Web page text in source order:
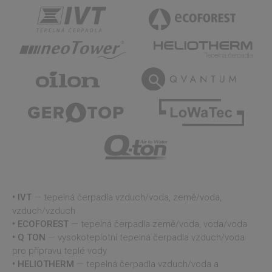
IVT — tepelná čerpadla vzduch/voda, země/voda,
vzduch/vzduch
ECOFOREST — tepelná čerpadla země/voda, voda/voda
Q TON — vysokoteplotní tepelná čerpadla vzduch/voda
pro přípravu teplé vody
HELIOTHERM — tepelná čerpadla vzduch/voda a
Nezbytně nutné soubory
Výkonové soubory
Soubory cílení
Funkční soubory
Nezařazené soubory
Nezbytně nutné soubory cookie umožňují základní
funkce webových stránek, jako je přihlášení
Název
Provider/
id
www.projektuj-
tepelna-
cerpadla.cz
1 rok
Tento soubor
cookie je